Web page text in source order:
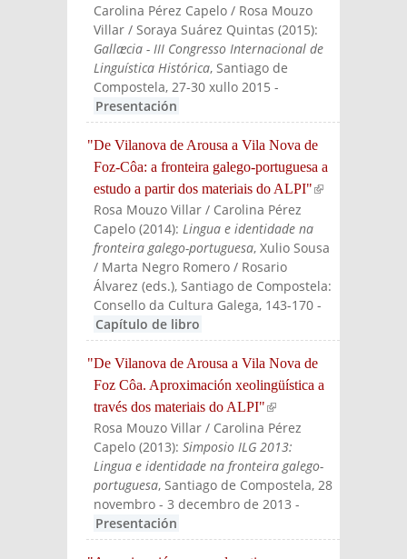
Carolina Pérez Capelo / Rosa Mouzo
Villar / Soraya Suárez Quintas(2015):
Gallæcia - III Congresso Internacional de
Linguística Histórica, Santiago de
Compostela, 27-30 xullo 2015 -
Presentación
"De Vilanova de Arousa a Vila Nova de
Foz-Côa: a fronteira galego-portuguesa a
estudo a partir dos materiais do ALPI"(link is
l)
Rosa Mouzo Villar / Carolina Pérez
Capelo (2014):Lingua e identidade na
fronteira galego-portuguesa, Xulio Sousa
/ Marta Negro Romero / Rosario
Álvarez (eds.), Santiago de Compostela:
Consello da Cultura Galega, 143-170 -
Capítulo de libro
"De Vilanova de Arousa a Vila Nova de
Foz Côa. Aproximación xeolingüística a
través dos materiais do ALPI"(link is
external)
Rosa Mouzo Villar / Carolina Pérez
Capelo (2013):Simposio ILG 2013:
Lingua e identidade na fronteira galego-
portuguesa, Santiago de Compostela, 28
novembro - 3 decembro de 2013 -
Presentación